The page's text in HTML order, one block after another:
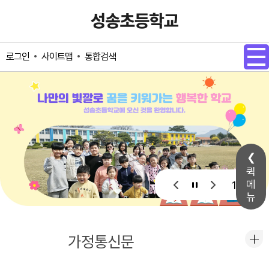
퀵
메
뉴
로그인 사이트맵 통합검색
1 / 1
가정통신문